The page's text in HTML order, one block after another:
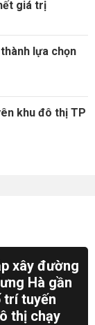
giá trị
lựa chọn
khu đô thị TP
xây đường
Hà gần
trí tuyến
thị chạy